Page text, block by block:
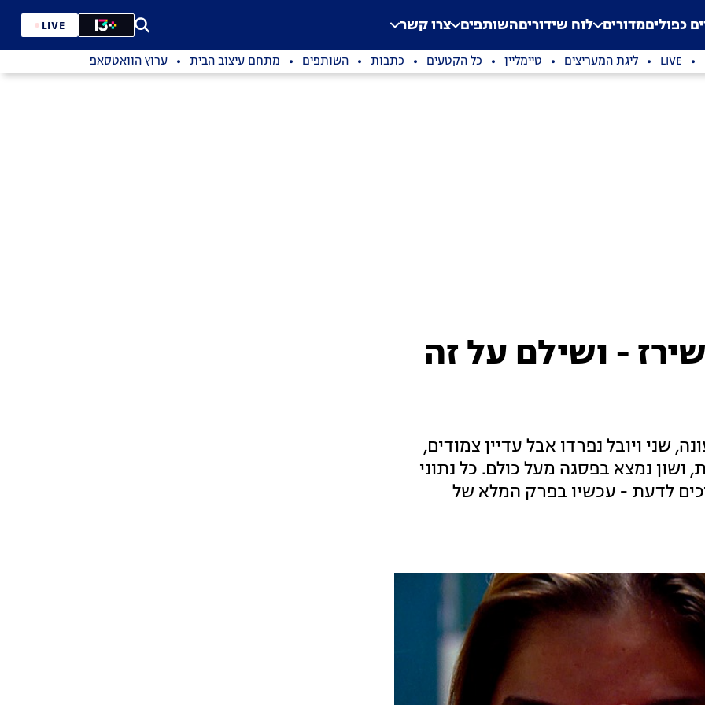
Application error: a
. כפוליםמדורים לוח שידוריםהשותפים צרו קשר LIVE
LIVE ליגת המעריצים טיימליין כל הקטעים כתבות השותפים מתחם עיצוב הבית ערוץ הוואטסאפ
- ושילם על זה
שני ויובל נפרדו אבל עדיין צמודים,
ושון נמצא בפסגה מעל כולם. כל נתוני
לדעת - עכשיו בפרק המלא של